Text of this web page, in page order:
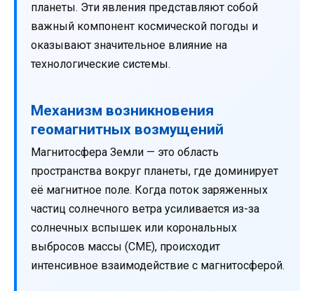
планеты. Эти явления представляют собой
важный компонент космической погоды и
оказывают значительное влияние на
технологические системы.
Механизм возникновения
геомагнитных возмущений
Магнитосфера Земли — это область
пространства вокруг планеты, где доминирует
её магнитное поле. Когда поток заряженных
частиц солнечного ветра усиливается из-за
солнечных вспышек или корональных
выбросов массы (CME), происходит
интенсивное взаимодействие с магнитосферой.